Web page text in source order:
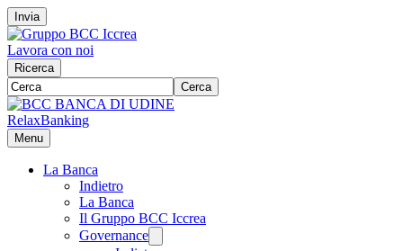
Invia
Lavora con noi
Ricerca
Cerca
RelaxBanking
Menu
La Banca
Indietro
La Banca
Il Gruppo BCC Iccrea
Governance